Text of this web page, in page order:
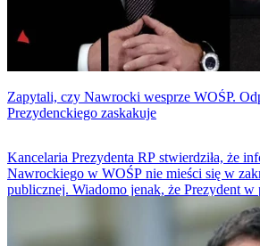
Zapytali, czy Nawrocki wesprze WOŚP.
Prezydenckiego zaskakuje
Kancelaria Prezydenta RP stwierdziła, że
Nawrockiego w WOŚP nie mieści się w
publicznej. Wiadomo jenak, że Prezydent w
inicjatywy charytatywne, a w tym sezonie
w ramach akcji Szlachetna Paczka. W
Andrzej Duda wraz z żoną wspierali WOŚP